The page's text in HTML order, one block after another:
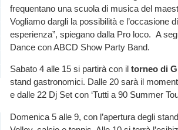
frequentano una scuola di musica del
Vogliamo dargli la possibilità e l’occasione
esperienza”, spiegano dalla Pro loco. A
Dance con ABCD Show Party Band.
Sabato 4 alle 15 si partirà con il torneo di
stand gastronomici. Dalle 20 sarà il
e dalle 22 Dj Set con ‘Tutti a 90 Summer
Domenica 5 alle 9, con l’apertura degli